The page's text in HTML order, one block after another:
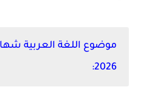
موضوع اللغة العربية
2026: